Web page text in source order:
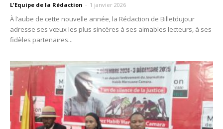
L'Equipe de la Rédaction - 1 janvier 2026
À l’aube de cette nouvelle année, la Rédaction de Billetdujour
adresse ses vœux les plus sincères à ses aimables lecteurs, à ses
fidèles partenaires...